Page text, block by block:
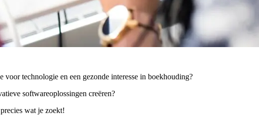
technologie en een gezonde interesse in boekhouding?
softwareoplossingen creëren?
wat je zoekt!